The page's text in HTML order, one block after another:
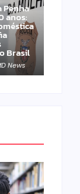
Penha
anos:
Brasil
News